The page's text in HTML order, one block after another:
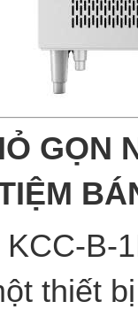
GỌN
KCC-B-
thiết